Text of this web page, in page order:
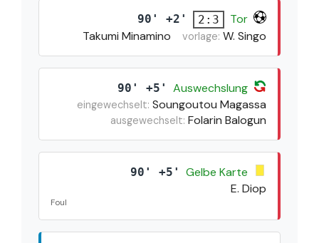
90' +2' 2:3
Tor
Takumi Minamino
vorlage: W. Singo
90' +5' Auswechslung
eingewechselt: Soungoutou Magassa
ausgewechselt: Folarin Balogun
90' +5'
Gelbe Karte
E. Diop
Foul